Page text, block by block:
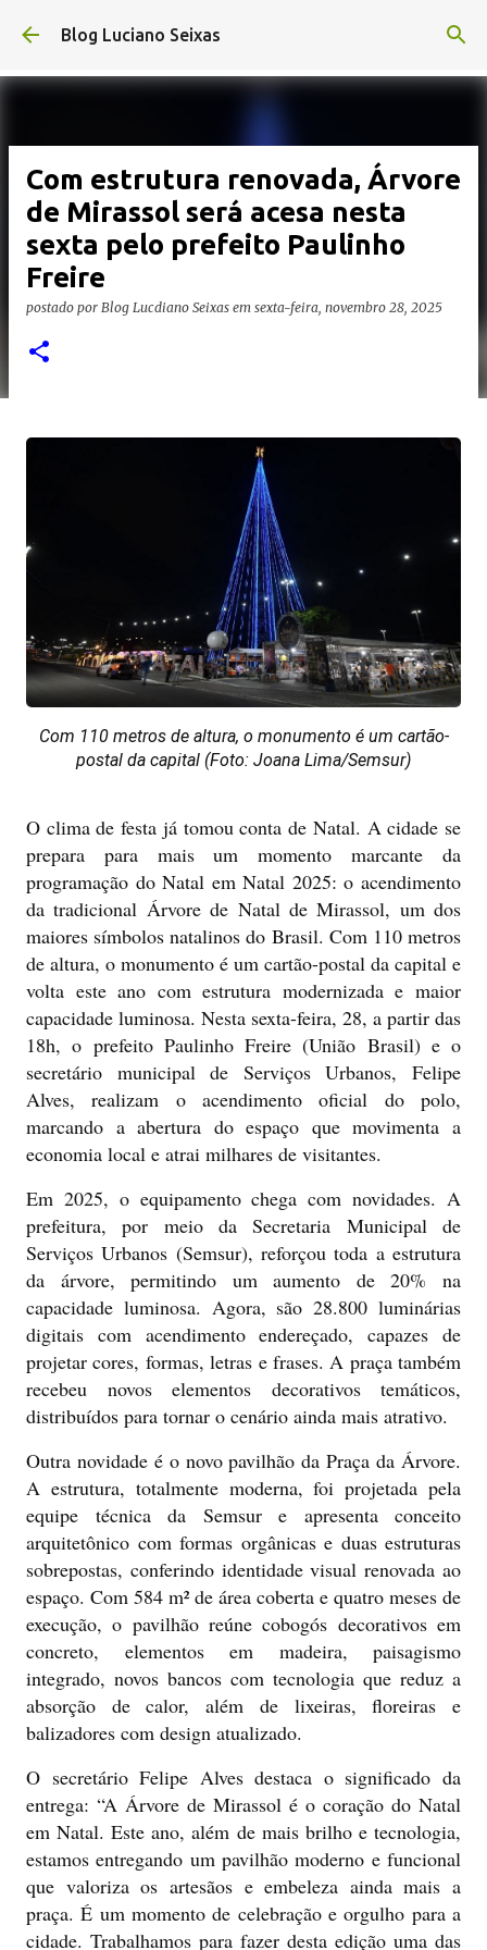
Pular para o conteúdo principal
Blog Luciano Seixas
Com estrutura renovada, Árvore
de Mirassol será acesa nesta
sexta pelo prefeito Paulinho
Freire
postado por Blog Lucdiano Seixas em sexta-feira, novembro 28, 2025
Com 110 metros de altura, o monumento é um cartão-
postal da capital (Foto: Joana Lima/Semsur)
O clima de festa já tomou conta de Natal. A cidade se
prepara para mais um momento marcante da
programação do Natal em Natal 2025: o acendimento
da tradicional Árvore de Natal de Mirassol, um dos
maiores símbolos natalinos do Brasil. Com 110 metros
de altura, o monumento é um cartão-postal da capital e
volta este ano com estrutura modernizada e maior
capacidade luminosa. Nesta sexta-feira, 28, a partir das
18h, o prefeito Paulinho Freire (União Brasil) e o
secretário municipal de Serviços Urbanos, Felipe
Alves, realizam o acendimento oficial do polo,
marcando a abertura do espaço que movimenta a
economia local e atrai milhares de visitantes.
Em 2025, o equipamento chega com novidades. A
prefeitura, por meio da Secretaria Municipal de
Serviços Urbanos (Semsur), reforçou toda a estrutura
da árvore, permitindo um aumento de 20% na
capacidade luminosa. Agora, são 28.800 luminárias
digitais com acendimento endereçado, capazes de
projetar cores, formas, letras e frases. A praça também
recebeu novos elementos decorativos temáticos,
distribuídos para tornar o cenário ainda mais atrativo.
Outra novidade é o novo pavilhão da Praça da Árvore.
A estrutura, totalmente moderna, foi projetada pela
equipe técnica da Semsur e apresenta conceito
arquitetônico com formas orgânicas e duas estruturas
sobrepostas, conferindo identidade visual renovada ao
espaço. Com 584 m² de área coberta e quatro meses de
execução, o pavilhão reúne cobogós decorativos em
concreto, elementos em madeira, paisagismo
integrado, novos bancos com tecnologia que reduz a
absorção de calor, além de lixeiras, floreiras e
balizadores com design atualizado.
O secretário Felipe Alves destaca o significado da
entrega: “A Árvore de Mirassol é o coração do Natal
em Natal. Este ano, além de mais brilho e tecnologia,
estamos entregando um pavilhão moderno e funcional
que valoriza os artesãos e embeleza ainda mais a
praça. É um momento de celebração e orgulho para a
cidade. Trabalhamos para fazer desta edição uma das